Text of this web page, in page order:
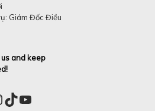
Giám Đốc Điều
and keep
TikTok
YouTube